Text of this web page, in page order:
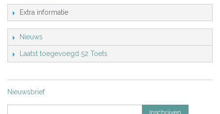
Extra informatie
Nieuws
Laatst toegevoegd 52 Toets
Nieuwsbrief
Inschrijven